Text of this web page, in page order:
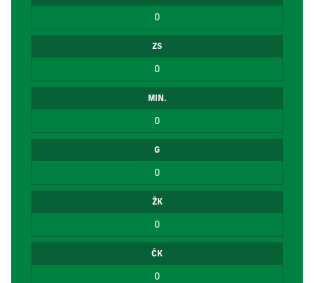
0
ZS
0
MIN.
0
G
0
ŽK
0
ČK
0